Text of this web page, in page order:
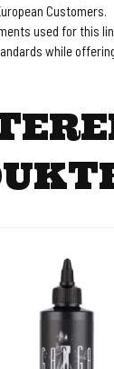
Customers.
used for this
while